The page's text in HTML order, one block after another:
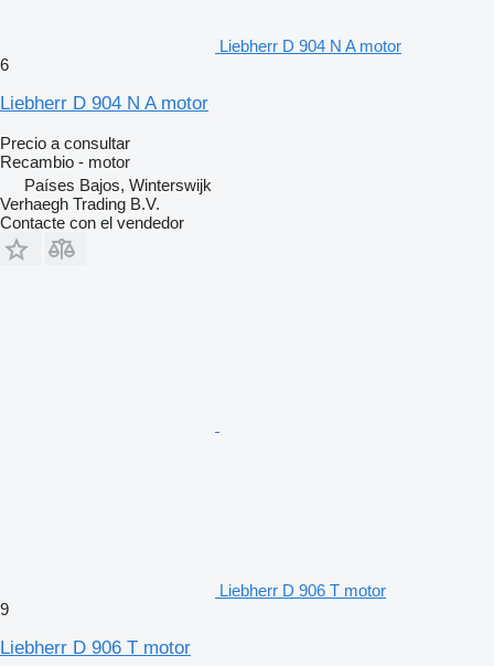
Liebherr D 904 N A motor
6
Liebherr D 904 N A motor
Precio a consultar
Recambio - motor
Países Bajos, Winterswijk
Verhaegh Trading B.V.
Contacte con el vendedor
Liebherr D 906 T motor
9
Liebherr D 906 T motor